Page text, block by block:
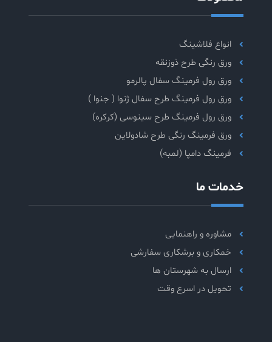
انواع فلاشینگ
ورق رنگی طرح ذوزنقه
ورق رول فرمینگ سفال پالرمو
ورق رول فرمینگ طرح سفال ژنوا ( جنوا )
ورق رول فرمینگ طرح سینوسی (کرکره)
ورق فرمینگ رنگی طرح شادولاین
فرمینگ دامپا (لمبه)
خدمات ما
مشاوره و راهنمایی
خمکاری و برشکاری سفارشی
ارسال به شهرستان ها
تحویل در اسرع وقت